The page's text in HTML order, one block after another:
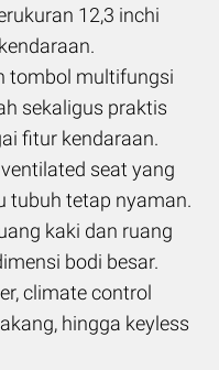
12,3 inchi
tombol multifungsi
sekaligus praktis
fitur kendaraan.
seat yang
tubuh tetap nyaman.
kaki dan ruang
bodi besar.
climate control
hingga keyless